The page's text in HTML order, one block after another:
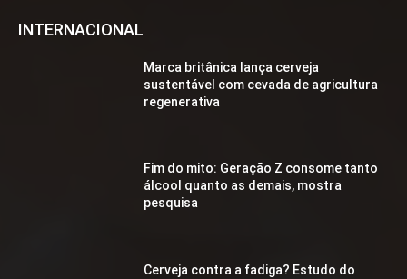
INTERNACIONAL
Marca britânica lança cerveja
sustentável com cevada de agricultura
regenerativa
Fim do mito: Geração Z consome tanto
álcool quanto as demais, mostra
pesquisa
Cerveja contra a fadiga? Estudo do